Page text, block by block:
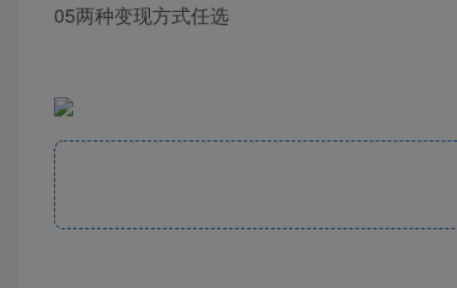
05两种变现方式任选